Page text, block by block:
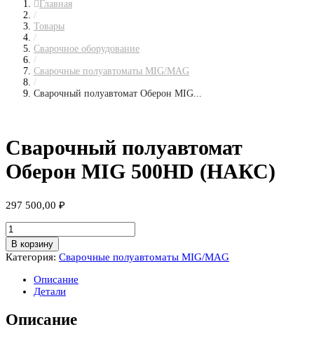
Главная
/
Товары
/
Сварочное оборудование
/
Сварочные полуавтоматы MIG/MAG
/
Сварочный полуавтомат Оберон MIG...
Сварочный полуавтомат
Оберон MIG 500HD (НАКС)
297 500,00 ₽
Количество
товара
Сварочный
полуавтомат
Оберон
500HD
В корзину
Категория: Сварочные полуавтоматы MIG/MAG
Описание
Детали
Описание